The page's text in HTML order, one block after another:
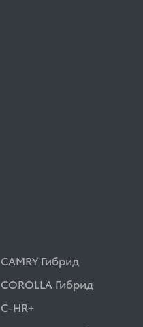
CAMRY Гибрид
COROLLA Гибрид
C-HR+